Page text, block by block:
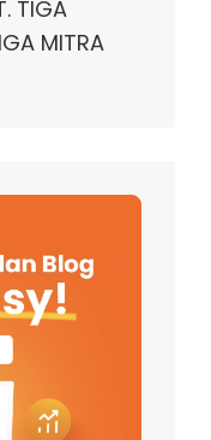
TIGA
MITRA